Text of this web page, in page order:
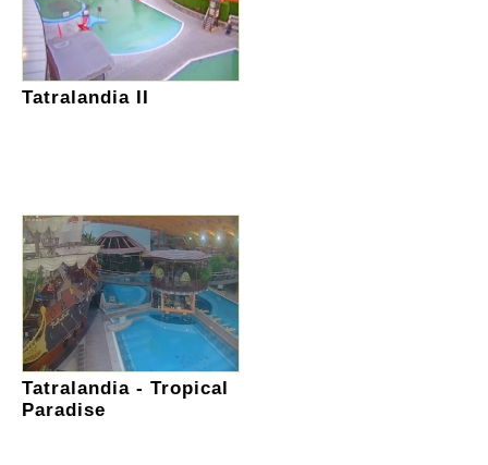
Tatralandia II
Tatralandia - Tropical
Paradise